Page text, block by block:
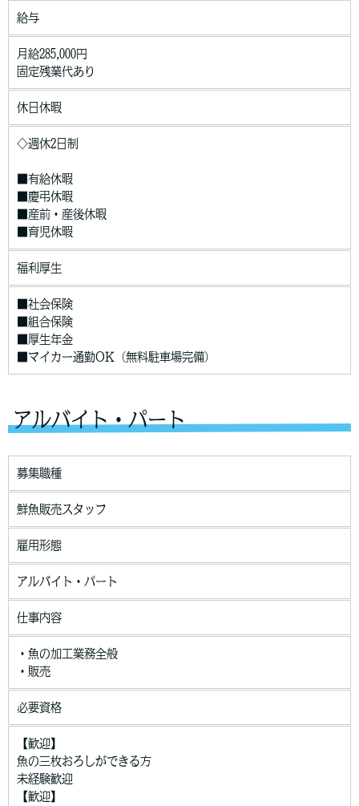
給与
月給285,000円
固定残業代あり
休日休暇
◇週休2日制
■有給休暇
■慶弔休暇
■産前・産後休暇
■育児休暇
福利厚生
■社会保険
■組合保険
■厚生年金
■マイカー通勤OK（無料駐車場完備）
アルバイト・パート
募集職種
鮮魚販売スタッフ
雇用形態
アルバイト・パート
仕事内容
・魚の加工業務全般
・販売
必要資格
【歓迎】
魚の三枚おろしができる方
未経験歓迎
【歓迎】